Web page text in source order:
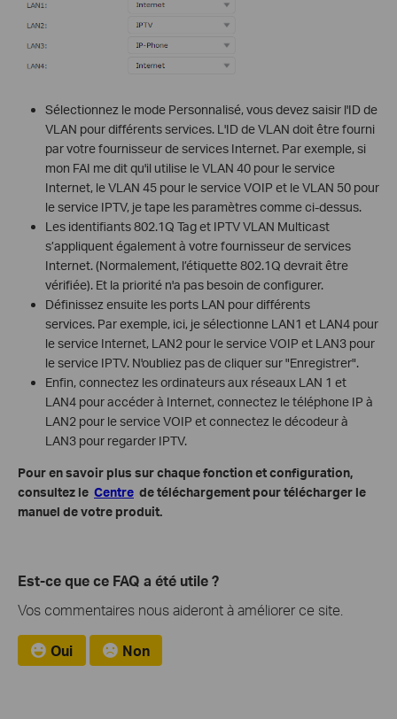
Sélectionnez le mode Personnalisé, vous devez saisir l'ID de
VLAN pour différents services. L'ID de VLAN doit être fourni
par votre fournisseur de services Internet. Par exemple, si
mon FAI me dit qu'il utilise le VLAN 40 pour le service
Internet, le VLAN 45 pour le service VOIP et le VLAN 50 pour
le service IPTV, je tape les paramètres comme ci-dessus.
Les identifiants 802.1Q Tag et IPTV VLAN Multicast
s’appliquent également à votre fournisseur de services
Internet. (Normalement, l’étiquette 802.1Q devrait être
vérifiée). Et la priorité n'a pas besoin de configurer.
Définissez ensuite les ports LAN pour différents
services. Par exemple, ici, je sélectionne LAN1 et LAN4 pour
le service Internet, LAN2 pour le service VOIP et LAN3 pour
le service IPTV. N'oubliez pas de cliquer sur "Enregistrer".
Enfin, connectez les ordinateurs aux réseaux LAN 1 et
LAN4 pour accéder à Internet, connectez le téléphone IP à
LAN2 pour le service VOIP et connectez le décodeur à
LAN3 pour regarder IPTV.
Pour en savoir plus sur chaque fonction et configuration,
consultez le Centre de téléchargement pour télécharger le
manuel de votre produit.
Est-ce que ce FAQ a été utile ?
Vos commentaires nous aideront à améliorer ce site.
Oui Non